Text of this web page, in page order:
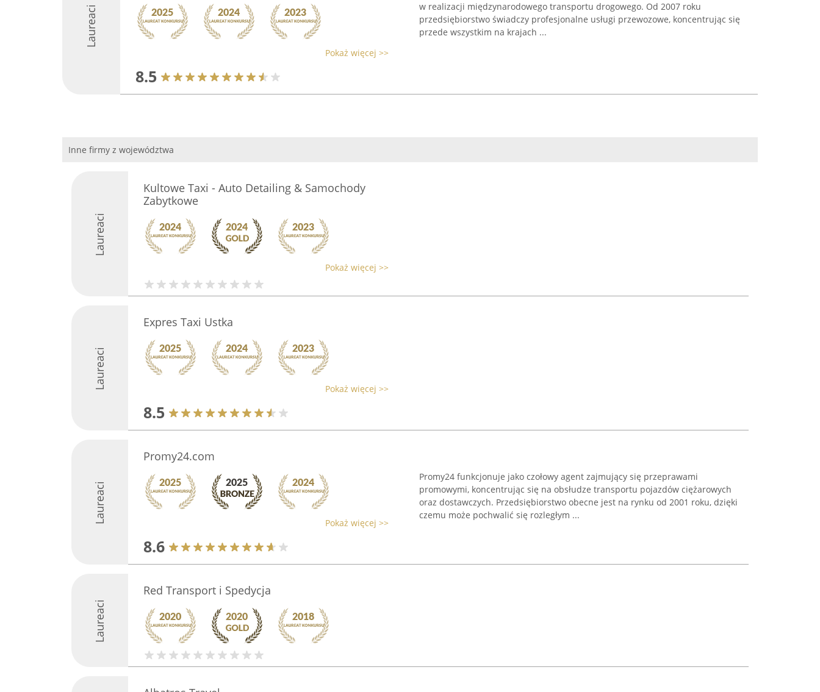
Laureaci
Pokaż więcej >>
8.5
w realizacji międzynarodowego transportu drogowego. Od 2007 roku
przedsiębiorstwo świadczy profesjonalne usługi przewozowe, koncentrując się
przede wszystkim na krajach ...
Inne firmy z województwa
Laureaci
Kultowe Taxi - Auto Detailing & Samochody
Zabytkowe
Pokaż więcej >>
Laureaci
Expres Taxi Ustka
Pokaż więcej >>
8.5
Laureaci
Promy24.com
Pokaż więcej >>
8.6
Promy24 funkcjonuje jako czołowy agent zajmujący się przeprawami
promowymi, koncentrując się na obsłudze transportu pojazdów ciężarowych
oraz dostawczych. Przedsiębiorstwo obecne jest na rynku od 2001 roku, dzięki
czemu może pochwalić się rozległym ...
Laureaci
Red Transport i Spedycja